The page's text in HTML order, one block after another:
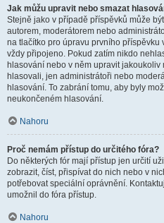
Jak můžu upravit nebo smazat
Stejně jako v případě příspěvků může
autorem, moderátorem nebo
na tlačítko pro úpravu prvního příspěvku
vždy připojeno. Pokud zatím nikdo
hlasování nebo v něm upravit
hlasovali, jen administrátoři nebo
hlasování. To zabrání tomu, aby byly
neukončeném hlasování.
Nahoru
Proč nemám přístup do určitého fóra?
Do některých fór mají přístup jen určití
zobrazit, číst, přispívat do nich nebo v
potřebovat speciální oprávnění.
umožnil do fóra přístup.
Nahoru